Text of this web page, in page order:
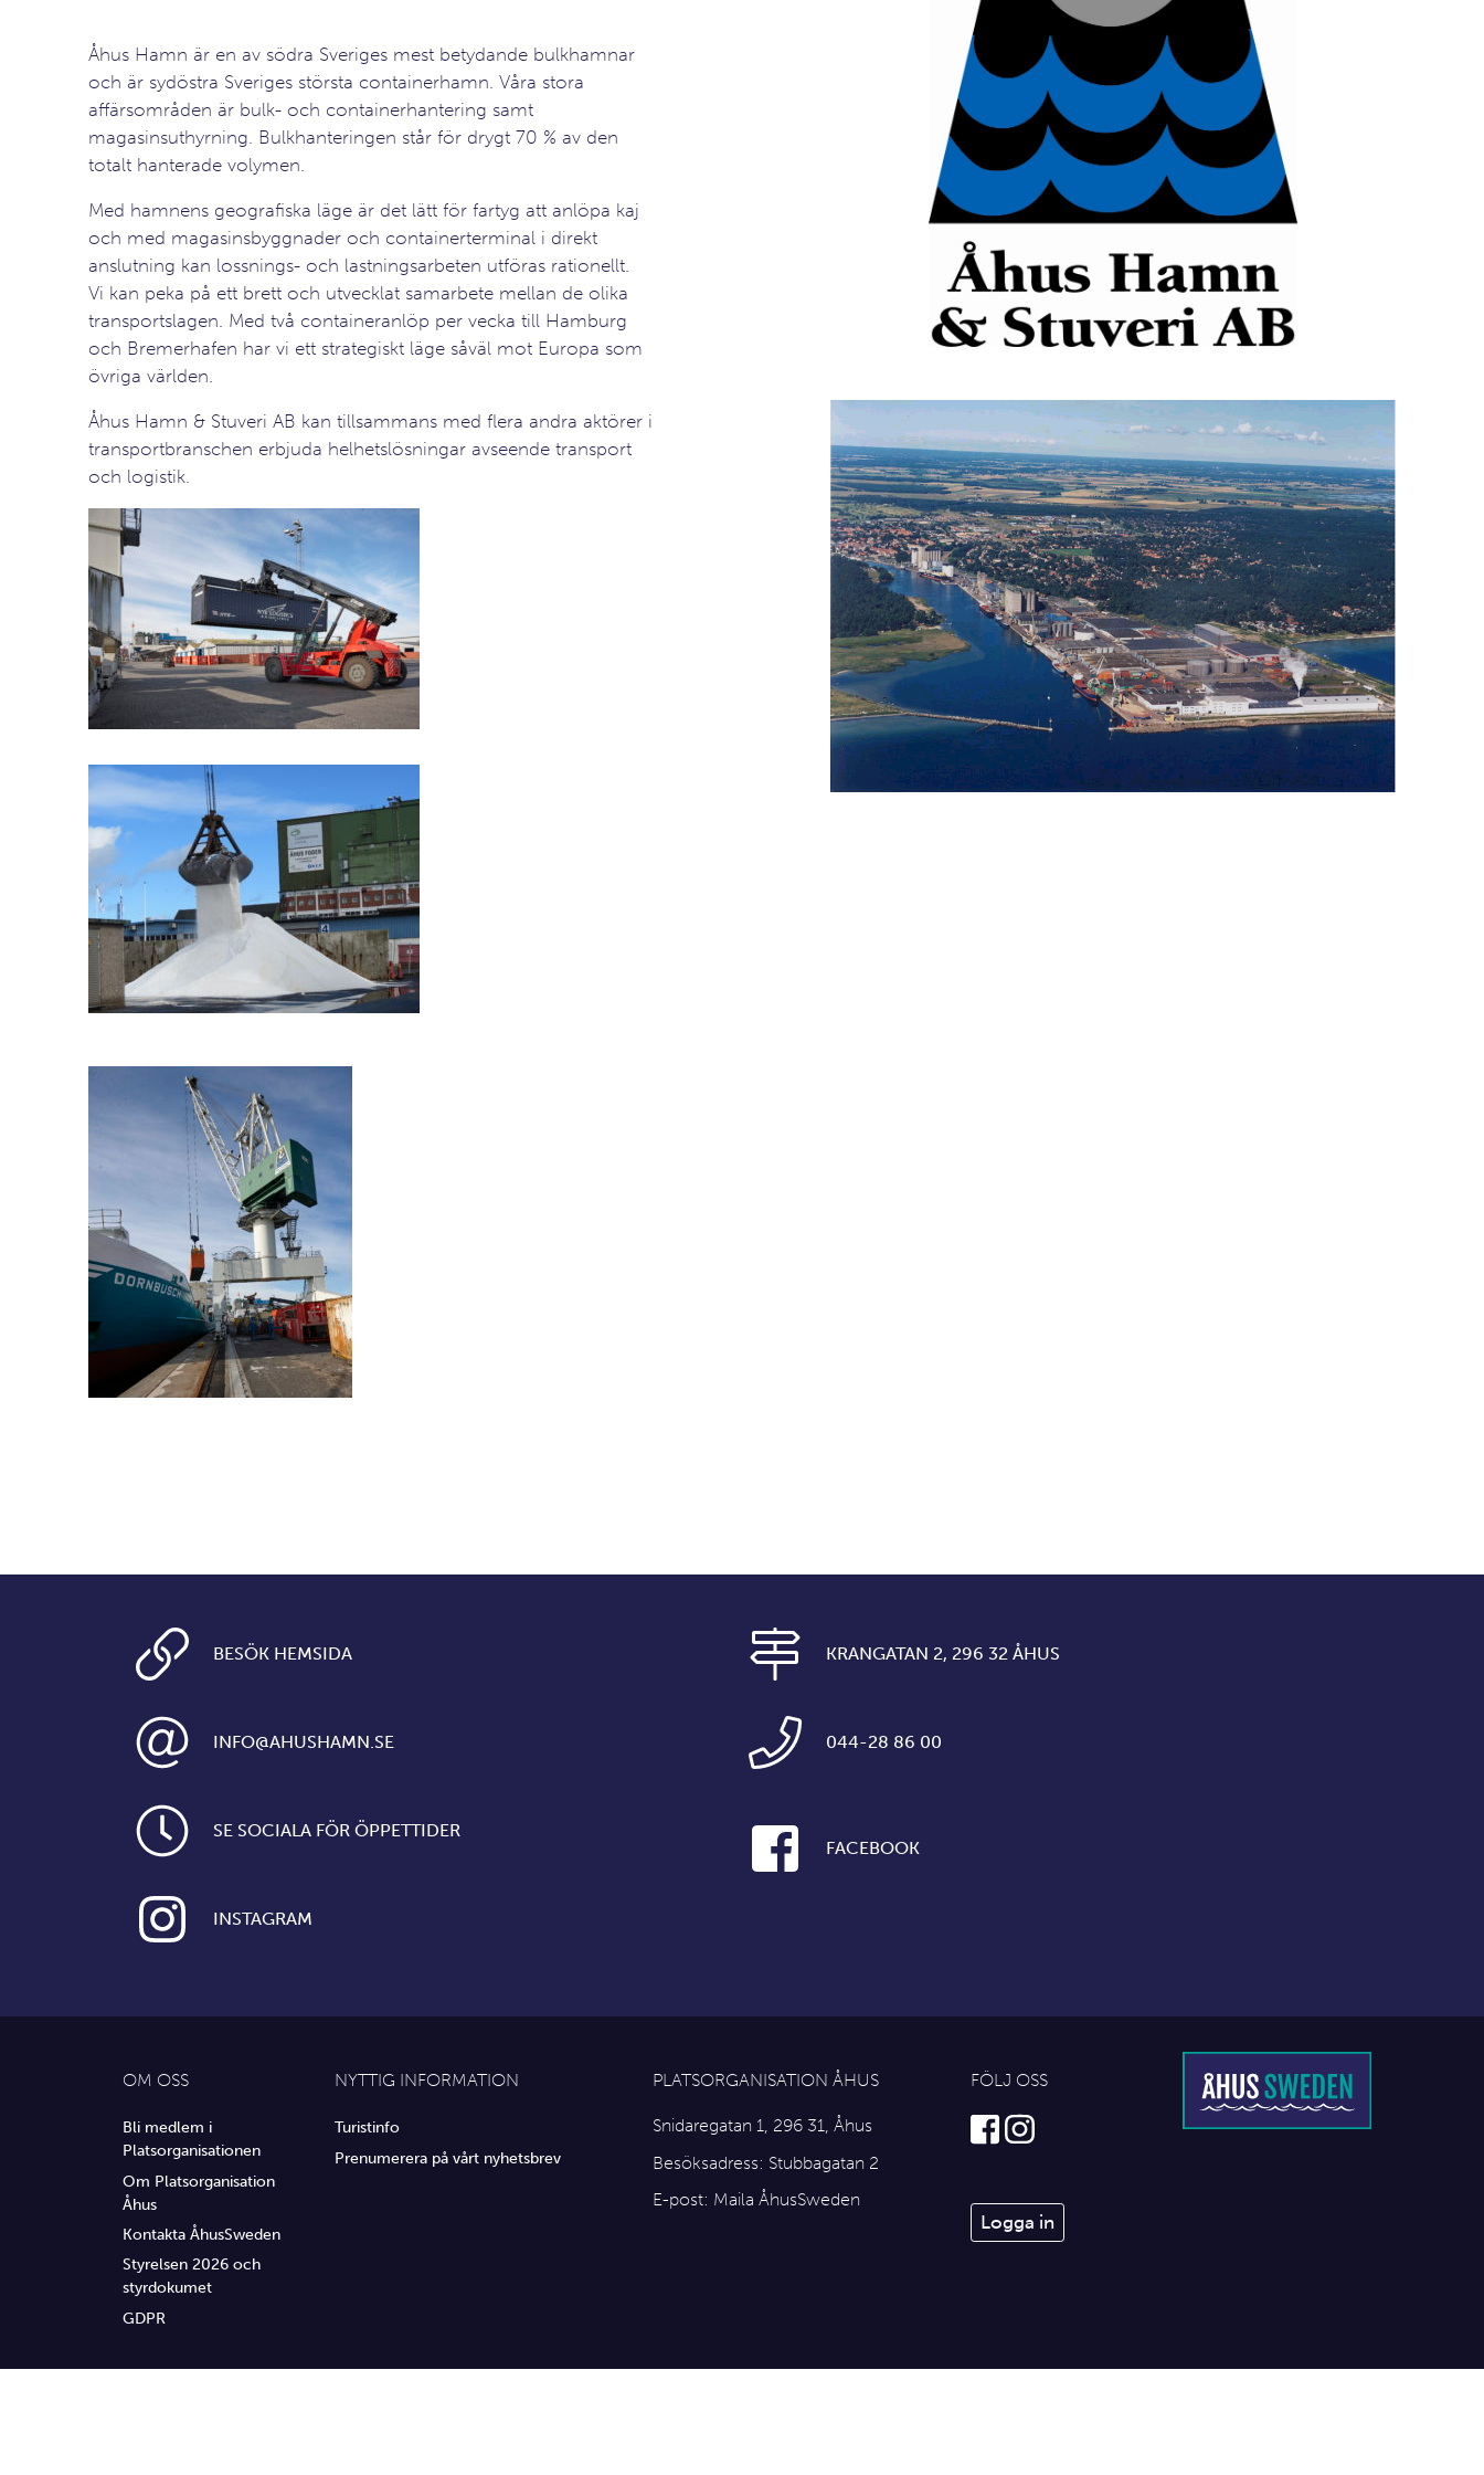
Åhus Hamn är en av södra Sveriges mest betydande bulkhamnar
och är sydöstra Sveriges största containerhamn. Våra stora
affärsområden är bulk- och containerhantering samt
magasinsuthyrning. Bulkhanteringen står för drygt 70 % av den
totalt hanterade volymen.
Med hamnens geografiska läge är det lätt för fartyg att anlöpa kaj
och med magasinsbyggnader och containerterminal i direkt
anslutning kan lossnings- och lastningsarbeten utföras rationellt.
Vi kan peka på ett brett och utvecklat samarbete mellan de olika
transportslagen. Med två containeranlöp per vecka till Hamburg
och Bremerhafen har vi ett strategiskt läge såväl mot Europa som
övriga världen.
Åhus Hamn & Stuveri AB kan tillsammans med flera andra aktörer i
transportbranschen erbjuda helhetslösningar avseende transport
och logistik.
BESÖK HEMSIDA KRANGATAN 2, 296 32 ÅHUS
INFO@AHUSHAMN.SE 044-28 86 00
SE SOCIALA FÖR ÖPPETTIDER
FACEBOOK
INSTAGRAM
OM OSS
Bli medlem i
Platsorganisationen
Om Platsorganisation
Åhus
Kontakta ÅhusSweden
Styrelsen 2026 och
styrdokumet
GDPR
NYTTIG INFORMATION
Turistinfo
Prenumerera på vårt nyhetsbrev
PLATSORGANISATION ÅHUS
Snidaregatan 1, 296 31, Åhus
Besöksadress: Stubbagatan 2
E-post: Maila ÅhusSweden
FÖLJ OSS
Logga in